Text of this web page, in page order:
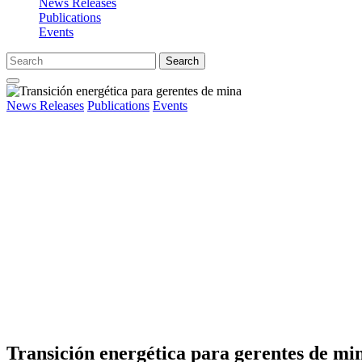
News Releases
Publications
Events
Search
News Releases Publications Events
Transición energética para gerentes de